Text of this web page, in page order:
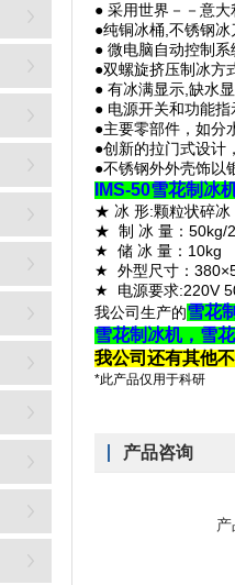
● 采用世界 －－ 意大
●纯铜冰桶 不锈钢冰
● 微电脑自动控制系
●双螺旋挤压制冰方
● 有冰满显示 缺水
● 电源开关和功能
●主要零部件，如分
●创新的拉门式设计
●不锈钢外外壳饰以
IMS-50雪花制冰
★ 冰 形:颗粒状碎冰
★ 制 冰 量： 50kg/
★ 储 冰 量： 10kg
★ 外型尺寸：
★
电源要求:220V
我公司生产的雪花
雪花制冰机，雪
我公司还有其他
*此产品仅用于科研
产品咨询